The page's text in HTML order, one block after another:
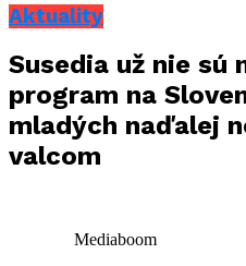
Aktuality
Susedia už nie sú
program na
mladých naďalej
valcom
Mediaboom